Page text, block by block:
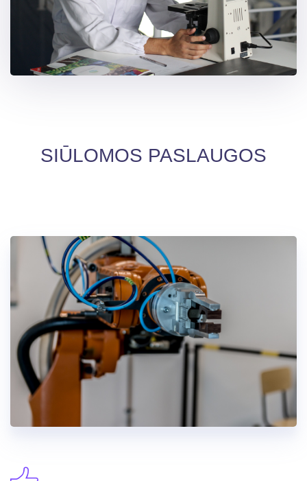
SIŪLOMOS PASLAUGOS